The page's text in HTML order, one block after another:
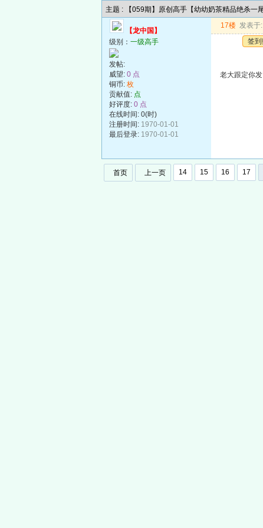
主题 : 【059期】原创高手【幼幼奶茶精品绝杀一
【龙中国】
级别： 一级高手
发帖:
威望: 0 点
铜币: 枚
贡献值: 点
好评度: 0 点
在线时间: 0(时)
注册时间: 1970-01-01
最后登录: 1970-01-01
17楼 发表于
签
老大跟定你
首页 上一页 14 15 16 17